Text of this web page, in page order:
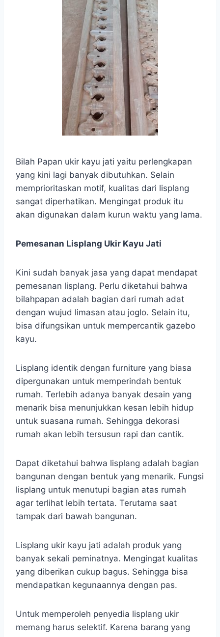
Bilah Papan ukir kayu jati yaitu perlengkapan
yang kini lagi banyak dibutuhkan. Selain
memprioritaskan motif, kualitas dari lisplang
sangat diperhatikan. Mengingat produk itu
akan digunakan dalam kurun waktu yang lama.
Pemesanan Lisplang Ukir Kayu Jati
Kini sudah banyak jasa yang dapat mendapat
pemesanan lisplang. Perlu diketahui bahwa
bilahpapan adalah bagian dari rumah adat
dengan wujud limasan atau joglo. Selain itu,
bisa difungsikan untuk mempercantik gazebo
kayu.
Lisplang identik dengan furniture yang biasa
dipergunakan untuk memperindah bentuk
rumah. Terlebih adanya banyak desain yang
menarik bisa menunjukkan kesan lebih hidup
untuk suasana rumah. Sehingga dekorasi
rumah akan lebih tersusun rapi dan cantik.
Dapat diketahui bahwa lisplang adalah bagian
bangunan dengan bentuk yang menarik. Fungsi
lisplang untuk menutupi bagian atas rumah
agar terlihat lebih tertata. Terutama saat
tampak dari bawah bangunan.
Lisplang ukir kayu jati adalah produk yang
banyak sekali peminatnya. Mengingat kualitas
yang diberikan cukup bagus. Sehingga bisa
mendapatkan kegunaannya dengan pas.
Untuk memperoleh penyedia lisplang ukir
memang harus selektif. Karena barang yang